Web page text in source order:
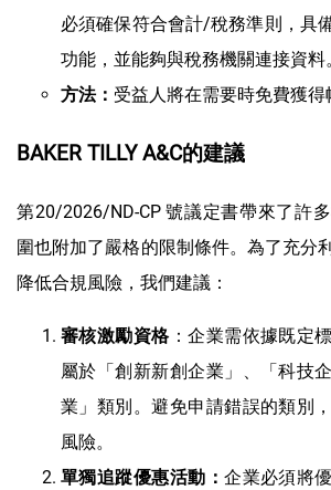
必須確保符合會計/稅務準則，具
功能，並能夠與稅務機關連接資料
方法： 受益人將在需要時免費獲得
BAKER TILLY A&C的建議
第20/2026/ND-CP 號議定書帶來了許
圍也附加了嚴格的限制條件。為了充分
降低合規風險，我們建議：
審核激勵資格：企業需依據既定
屬於「創新新創企業」、「科技
業」類別。避免申請錯誤的類別
風險。
單獨追蹤優惠活動：企業必須將